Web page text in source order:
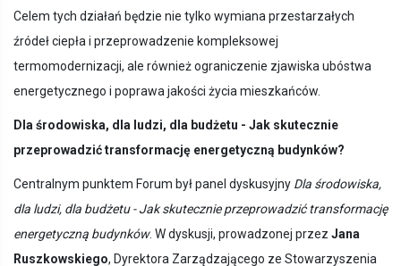
Celem tych działań będzie nie tylko wymiana przestarzałych
źródeł ciepła i przeprowadzenie kompleksowej
termomodernizacji, ale również ograniczenie zjawiska ubóstwa
energetycznego i poprawa jakości życia mieszkańców.
Dla środowiska, dla ludzi, dla budżetu - Jak skutecznie
przeprowadzić transformację energetyczną budynków?
Centralnym punktem Forum był panel dyskusyjny Dla środowiska,
dla ludzi, dla budżetu - Jak skutecznie przeprowadzić transformację
energetyczną budynków. W dyskusji, prowadzonej przez Jana
Ruszkowskiego, Dyrektora Zarządzającego ze Stowarzyszenia